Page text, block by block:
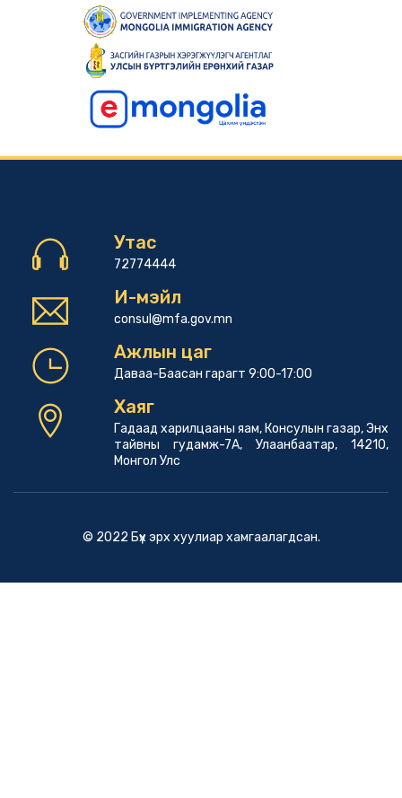
Утас
72774444
И-мэйл
consul@mfa.gov.mn
Ажлын цаг
Даваа-Баасан гарагт 9:00-17:00
Хаяг
Гадаад харилцааны яам, Консулын газар, Энх
тайвны гудамж-7А, Улаанбаатар, 14210,
Монгол Улс
© 2022 Бүх эрх хуулиар хамгаалагдсан.